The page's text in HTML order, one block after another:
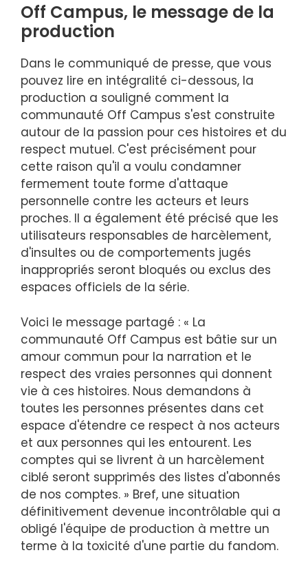
Off Campus, le message de la
production
Dans le communiqué de presse, que vous
pouvez lire en intégralité ci-dessous, la
production a souligné comment la
communauté Off Campus s'est construite
autour de la passion pour ces histoires et du
respect mutuel. C'est précisément pour
cette raison qu'il a voulu condamner
fermement toute forme d'attaque
personnelle contre les acteurs et leurs
proches. Il a également été précisé que les
utilisateurs responsables de harcèlement,
d'insultes ou de comportements jugés
inappropriés seront bloqués ou exclus des
espaces officiels de la série.
Voici le message partagé : « La
communauté Off Campus est bâtie sur un
amour commun pour la narration et le
respect des vraies personnes qui donnent
vie à ces histoires. Nous demandons à
toutes les personnes présentes dans cet
espace d'étendre ce respect à nos acteurs
et aux personnes qui les entourent. Les
comptes qui se livrent à un harcèlement
ciblé seront supprimés des listes d'abonnés
de nos comptes. » Bref, une situation
définitivement devenue incontrôlable qui a
obligé l'équipe de production à mettre un
terme à la toxicité d'une partie du fandom.